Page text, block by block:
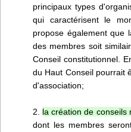
principaux types
qui caractérisent le
propose également que
des membres soit
Conseil constitutionnel.
du Haut Conseil pourrait
d'association;
2. la création de conseils
dont les membres